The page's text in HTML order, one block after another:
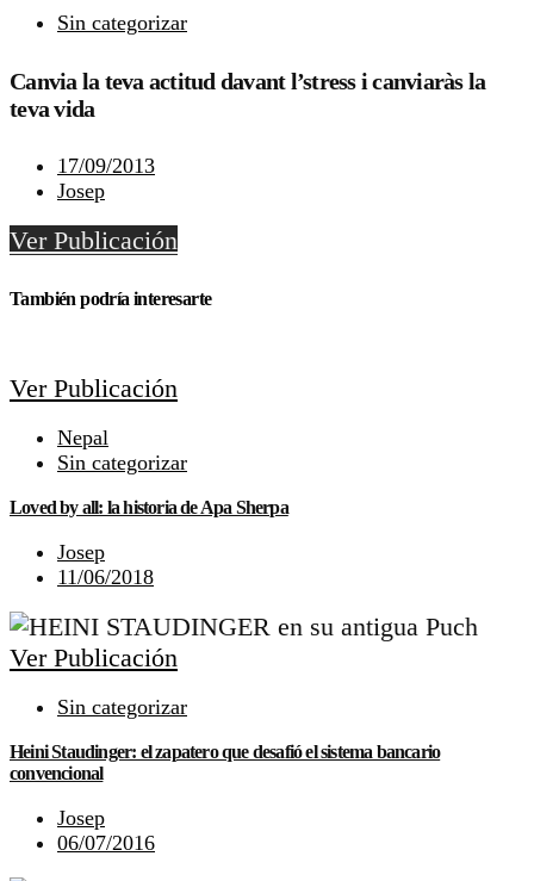
Sin categorizar
Canvia la teva actitud davant l’stress i canviaràs la
teva vida
17/09/2013
Josep
Ver Publicación
También podría interesarte
Ver Publicación
Nepal
Sin categorizar
Loved by all: la historia de Apa Sherpa
Josep
11/06/2018
Ver Publicación
Sin categorizar
Heini Staudinger: el zapatero que desafió el sistema bancario
convencional
Josep
06/07/2016